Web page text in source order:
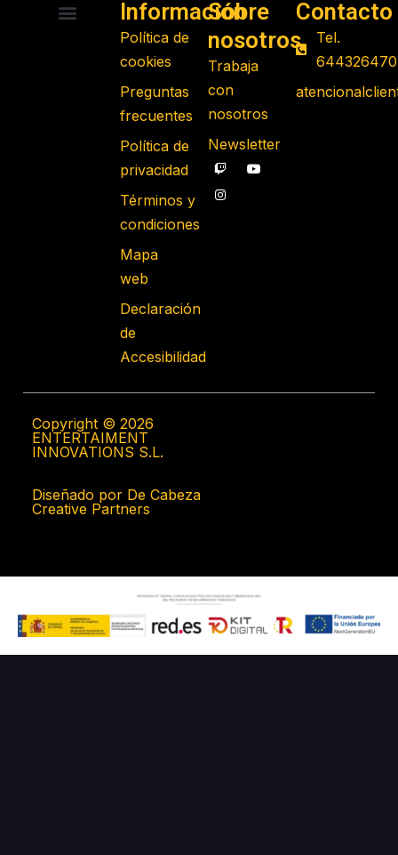
Información
Política de
cookies
Preguntas
frecuentes
Política de
privacidad
Términos y
condiciones
Mapa
web
Declaración
de
Accesibilidad
Sobre
nosotros
Trabaja
con
nosotros
Newsletter
Contacto
Tel.
644326470
Copyright © 2026
ENTERTAIMENT
INNOVATIONS S.L.
Diseñado por De Cabeza
Creative Partners